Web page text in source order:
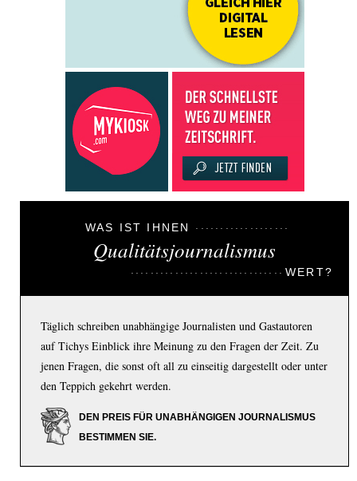
WAS IST IHNEN
Qualitätsjournalismus
WERT?
Täglich schreiben unabhängige Journalisten und Gastautoren
auf Tichys Einblick ihre Meinung zu den Fragen der Zeit. Zu
jenen Fragen, die sonst oft all zu einseitig dargestellt oder unter
den Teppich gekehrt werden.
DEN PREIS FÜR UNABHÄNGIGEN JOURNALISMUS
BESTIMMEN SIE.